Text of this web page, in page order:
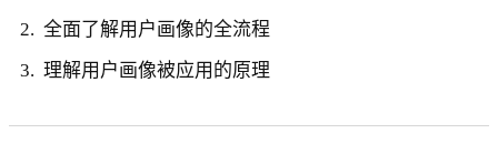
全面了解用户画像的全流程
理解用户画像被应用的原理